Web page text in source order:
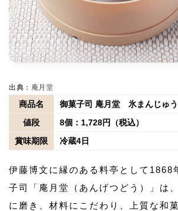
出典： 庵月堂
商品名
御菓子司 庵月堂 氷まんじゅう
値段
8個：1,728円（税込）
賞味期限
冷蔵4日
伊藤博文に縁のある料亭として1868
子司「庵月堂（あんげつどう）」は
に磨き、材料にこだわり、上質な和